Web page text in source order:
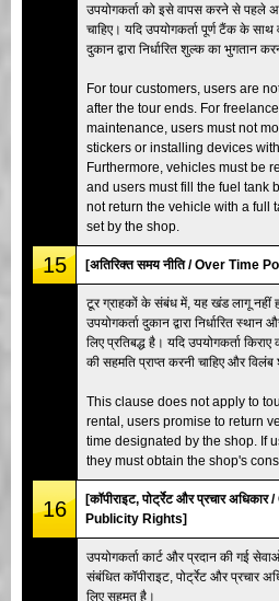
उपयोगकर्ता को इसे वापस करने से पहले
चाहिए। यदि उपयोगकर्ता पूर्ण टैंक के
दुकान द्वारा निर्धारित शुल्क का भुगतान
For tour customers, users are
after the tour ends. For
maintenance, users must not
stickers or installing devices
Furthermore, vehicles must be
and users must fill the fuel tank
not return the vehicle with a full
set by the shop.
15 [अतिरिक्त समय नीति / Over Time
टूर ग्राहकों के संबंध में, यह खंड लागू नहीं
उपयोगकर्ता दुकान द्वारा निर्धारित
लिए प्रतिबद्ध है। यदि उपयोगकर्ता
की सहमति प्राप्त करनी चाहिए और
This clause does not apply to
rental, users promise to return
time designated by the shop. If
they must obtain the shop's
16
[कॉपीराइट, पोर्ट्रेट और प्रचार
Publicity Rights]
उपयोगकर्ता कार्ट और प्रदान की गई
संबंधित कॉपीराइट, पोर्ट्रेट और प्रचार
लिए सहमत है।